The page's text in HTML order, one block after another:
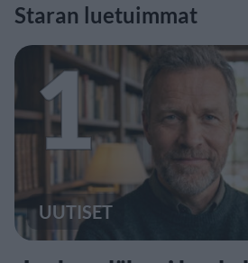
Staran luetuimmat
1
UUTISET